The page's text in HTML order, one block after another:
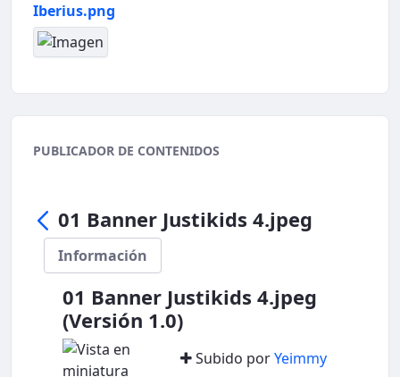
Iberius.png
PUBLICADOR DE CONTENIDOS
01 Banner Justikids 4.jpeg
Información
01 Banner Justikids 4.jpeg
(Versión 1.0)
Subido porYeimmy